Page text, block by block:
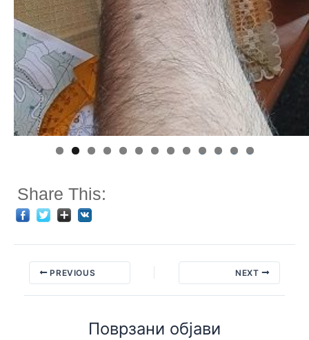
0 1 2 3
Share This:
PREVIOUS NEXT
Поврзани објави